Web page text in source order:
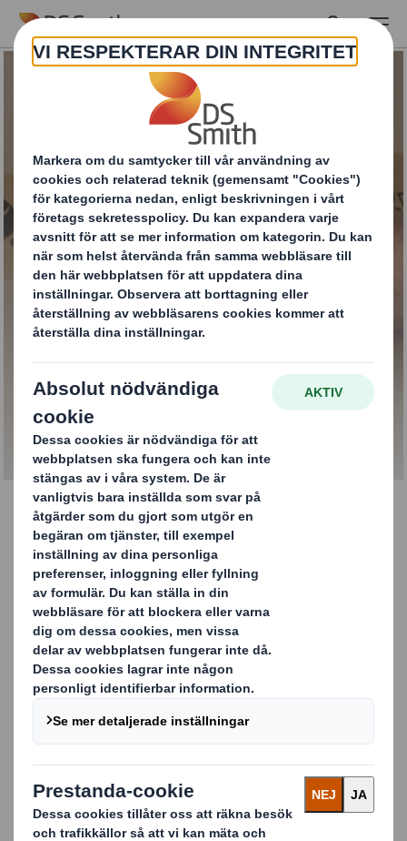
Skip to main content
Förpackningstillbehör
Förpackningstillbehör
Förutom skräddarsydda förpackningar och
standardlådor som vi kan leverera direkt från
hyllan, har vi även allt annat du behöver på
packplatsen.
KONTAKTA OSS